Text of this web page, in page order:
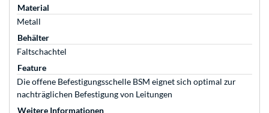
Material
Metall
Behälter
Faltschachtel
Feature
Die offene Befestigungsschelle BSM eignet sich optimal zur
nachträglichen Befestigung von Leitungen
Weitere Informationen